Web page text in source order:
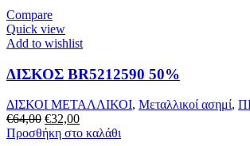
Compare
Quick view
Add to wishlist
ΔΙΣΚΟΣ BR5212590 50%
ΔΙΣΚΟΙ ΜΕΤΑΛΛΙΚΟΙ, Μεταλλικοί ασημί,
€64,00 Original
price
€32,00Η
τρέχουσα
Προσθήκη στο καλάθι